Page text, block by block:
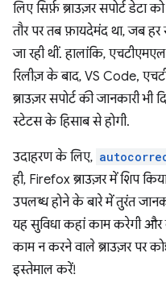
लिए सिर्फ़ ब्राउज़र सपोर्ट
तौर पर तब फ़ायदेमंद था, जब
जा रही थीं. हालांकि,
रिलीज़ के बाद, VS Code,
ब्राउज़र सपोर्ट की जानकारी
स्टेटस के हिसाब से होगी.
उदाहरण के लिए,
ही, Firefox ब्राउज़र में शिप
उपलब्ध होने के बारे में तुरंत
यह सुविधा कहां काम करेगी और
काम न करने वाले ब्राउज़र पर
इस्तेमाल करें!